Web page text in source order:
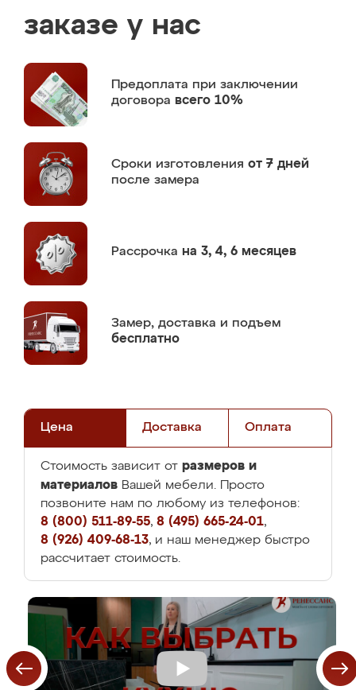
заказе у нас
Предоплата при заключении
договора всего 10%
Сроки изготовления от 7 дней
после замера
Рассрочка на 3, 4, 6 месяцев
Замер, доставка и подъем
бесплатно
Цена Доставка Оплата
Стоимость зависит от размеров и
материалов Вашей мебели. Просто
позвоните нам по любому из телефонов:
8 (800) 511-89-55, 8 (495) 665-24-01,
8 (926) 409-68-13, и наш менеджер быстро
рассчитает стоимость.